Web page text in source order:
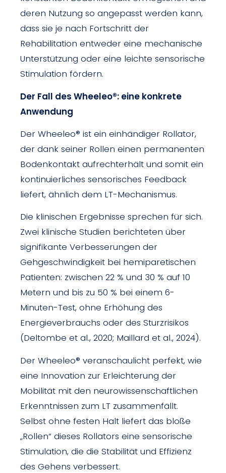
deren Nutzung so angepasst werden kann,
dass sie je nach Fortschritt der
Rehabilitation entweder eine mechanische
Unterstützung oder eine leichte sensorische
Stimulation fördern.
Der Fall des Wheeleo®: eine konkrete
Anwendung
Der Wheeleo® ist ein einhändiger Rollator,
der dank seiner Rollen einen permanenten
Bodenkontakt aufrechterhält und somit ein
kontinuierliches sensorisches Feedback
liefert, ähnlich dem LT-Mechanismus.
Die klinischen Ergebnisse sprechen für sich.
Zwei klinische Studien berichteten über
signifikante Verbesserungen der
Gehgeschwindigkeit bei hemiparetischen
Patienten: zwischen 22 % und 30 % auf 10
Metern und bis zu 50 % bei einem 6-
Minuten-Test, ohne Erhöhung des
Energieverbrauchs oder des Sturzrisikos
(Deltombe et al., 2020; Maillard et al., 2024).
Der Wheeleo® veranschaulicht perfekt, wie
eine Innovation zur Erleichterung der
Mobilität mit den neurowissenschaftlichen
Erkenntnissen zum LT zusammenfällt.
Selbst ohne festen Halt liefert das bloße
„Rollen“ dieses Rollators eine sensorische
Stimulation, die die Stabilität und Effizienz
des Gehens verbessert.